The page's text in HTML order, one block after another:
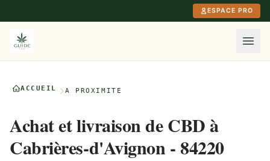
ESPACE PRO
ACCUEIL À PROXIMITÉ
Achat et livraison de CBD à
Cabrières-d'Avignon - 84220